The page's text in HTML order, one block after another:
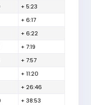
+ 5:23
+ 6:17
+ 6:22
+ 7:19
+ 7:57
+ 11:20
+ 26:46
+ 38:53